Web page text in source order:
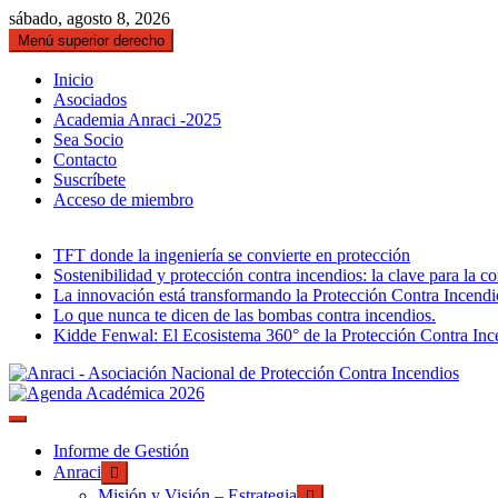
Saltar
al
contenido
sábado, agosto 8, 2026
Menú superior derecho
Inicio
Asociados
Academia Anraci -2025
Sea Socio
Contacto
Suscríbete
Acceso de miembro
TFT donde la ingeniería se convierte en protección
Sostenibilidad y protección contra incendios: la clave para la
La innovación está transformando la Protección Contra
Lo que nunca te dicen de las bombas contra incendios.
Kidde Fenwal: El Ecosistema 360° de la Protección Contra
ANRACI – Asociación Nacional
Gremio de Protección Contra Incendios –
Nuestra Sociedad
Informe de Gestión
Anraci